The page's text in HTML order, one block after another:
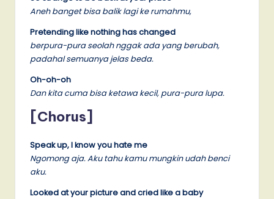
Aneh banget bisa balik lagi ke rumahmu,
Pretending like nothing has changed
berpura-pura seolah nggak ada yang berubah,
padahal semuanya jelas beda.
Oh-oh-oh
Dan kita cuma bisa ketawa kecil, pura-pura lupa.
[Chorus]
Speak up, I know you hate me
Ngomong aja. Aku tahu kamu mungkin udah benci
aku.
Looked at your picture and cried like a baby